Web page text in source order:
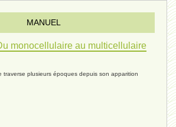
26 janvier
janvier 2025
MANUEL
monocellulaire au multicellulaire
traverse plusieurs époques depuis son apparition